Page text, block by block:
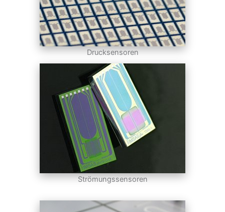
Drucksensoren
Strömungssensoren